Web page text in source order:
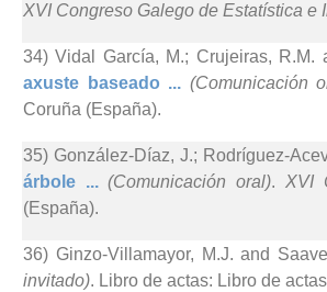
XVI Congreso Galego de Estatística e
34) Vidal García, M.; Crujeiras, R.M.
axuste baseado ... (Comunicación
Coruña (España).
35) González-Díaz, J.; Rodríguez-
árbole ...(Comunicación oral). XVI
(España).
36) Ginzo-Villamayor, M.J. and
invitado). Libro de actas: Libro de